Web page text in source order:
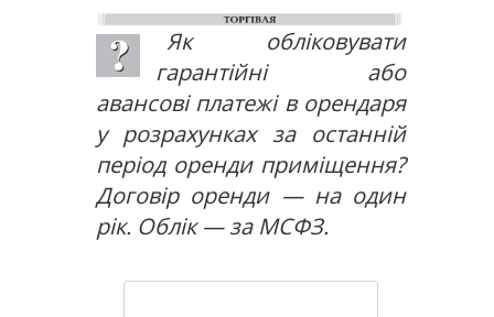
Як обліковувати
гарантійні або
авансові платежі в орендаря
у розрахунках за останній
період оренди приміщення?
Договір оренди — на один
рік. Облік — за МСФЗ.